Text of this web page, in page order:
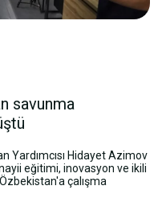
savunma
Yardımcısı Hidayet Azimov
eğitimi, inovasyon ve ikili
çalışma